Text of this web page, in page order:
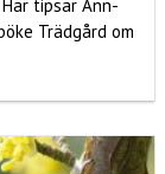
tipsar Ann-
Trädgård om